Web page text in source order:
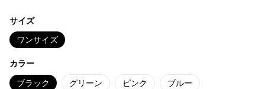
サイズ
ワンサイズ
カラー
ブラック グリーン ピンク ブルー